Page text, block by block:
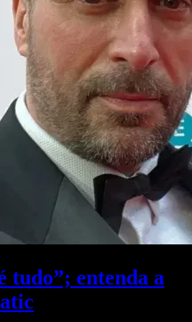
tudo”; entenda a